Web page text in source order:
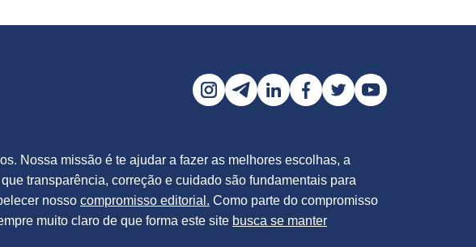
Nossa missão é te ajudar a fazer as melhores escolhas, a
transparência, correção e cuidado são fundamentais para
nosso compromisso editorial. Como parte do compromisso
muito claro de que forma este site busca se manter